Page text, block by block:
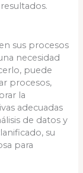
sus procesos
necesidad
puede
procesos,
la
adecuadas
de datos y
su
para